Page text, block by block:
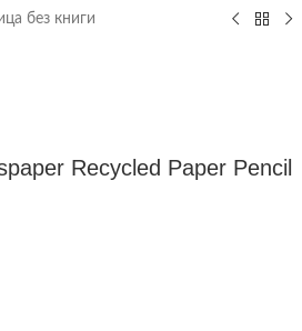
без книги
Recycled Paper Pencil